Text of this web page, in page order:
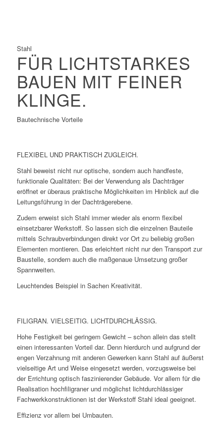
Stahl
FÜR LICHTSTARKES
BAUEN MIT FEINER
KLINGE.
Bautechnische Vorteile
FLEXIBEL UND PRAKTISCH ZUGLEICH.
Stahl beweist nicht nur optische, sondern auch handfeste,
funktionale Qualitäten: Bei der Verwendung als Dachträger
eröffnet er überaus praktische Möglichkeiten im Hinblick auf die
Leitungsführung in der Dachträgerebene.
Zudem erweist sich Stahl immer wieder als enorm flexibel
einsetzbarer Werkstoff. So lassen sich die einzelnen Bauteile
mittels Schraubverbindungen direkt vor Ort zu beliebig großen
Elementen montieren. Das erleichtert nicht nur den Transport zur
Baustelle, sondern auch die maßgenaue Umsetzung großer
Spannweiten.
Leuchtendes Beispiel in Sachen Kreativität.
FILIGRAN. VIELSEITIG. LICHTDURCHLÄSSIG.
Hohe Festigkeit bei geringem Gewicht – schon allein das stellt
einen interessanten Vorteil dar. Denn hierdurch und aufgrund der
engen Verzahnung mit anderen Gewerken kann Stahl auf äußerst
vielseitige Art und Weise eingesetzt werden, vorzugsweise bei
der Errichtung optisch faszinierender Gebäude. Vor allem für die
Realisation hochfiligraner und möglichst lichtdurchlässiger
Fachwerkkonstruktionen ist der Werkstoff Stahl ideal geeignet.
Effizienz vor allem bei Umbauten.